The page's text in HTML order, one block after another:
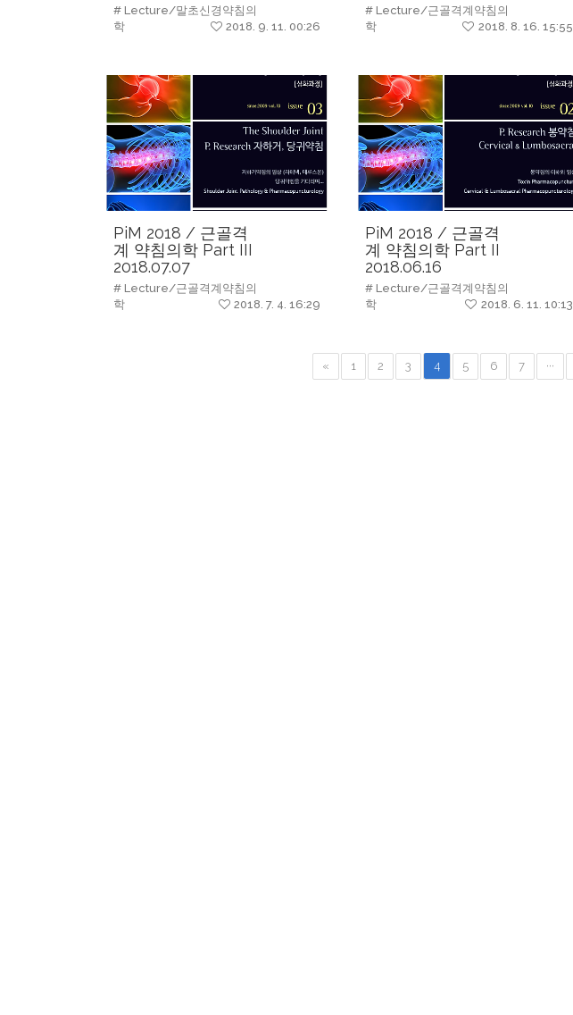
# Lecture/말초신경약침의
학
2018. 9. 11. 00:26
# Lecture/근골격계약침의
학
2018. 8. 16. 15:55
PiM 2018 / 근골격
계 약침의학 Part III
2018.07.07
# Lecture/근골격계약침의
학
2018. 7. 4. 16:29
PiM 2018 / 근골격
계 약침의학 Part II
2018.06.16
# Lecture/근골격계약침의
학
2018. 6. 11. 10:13
« 1 2 3 4 5 6 7 ···